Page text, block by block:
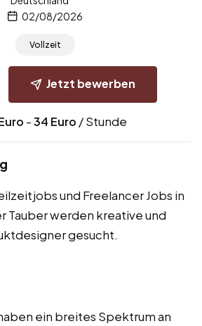
02/08/2026
Vollzeit
Jetzt bewerben
-34 Euro / Stunde
und Freelancer Jobs in
Tauber werden kreative und
gesucht.
ein breites Spektrum an